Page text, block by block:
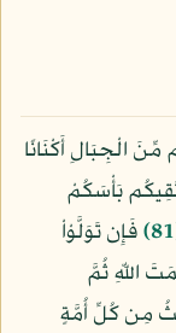
الْجِبَالِ أَكْنَانًا
بَأْسَكُمْ
فَإِن تَوَلَّوْاْ
اللّهِ ثُمَّ
مِن كُلِّ أُمَّةٍ